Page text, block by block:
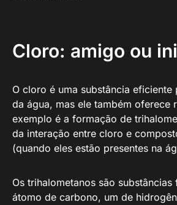
Cloro: amigo ou
O cloro é uma substância eficiente
da água, mas ele também oferece
exemplo é a formação de
da interação entre cloro e
(quando eles estão presentes na
Os trihalometanos são
átomo de carbono, um de